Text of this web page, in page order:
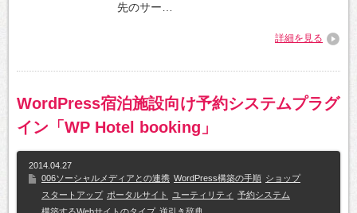
先のサー…
詳細を見る
WordPress宿泊施設向け予約システムプラグ
イン「WP Hotel booking」
2014.04.27
006ソーシャルメディアとの連携 WordPress構築の手順 ショップ
スタートアップ ポータルサイト ユーティリティ 予約システム